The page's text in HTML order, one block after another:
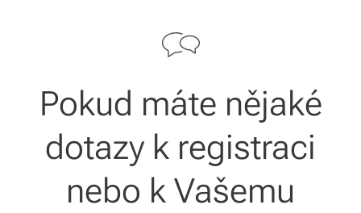
Pokud máte nějaké
dotazy k registraci
nebo k Vašemu